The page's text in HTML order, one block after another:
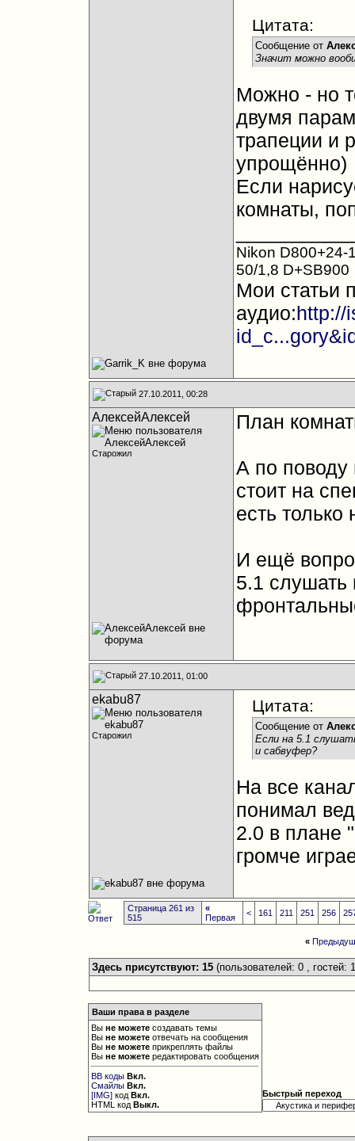
Цитата:
Сообщение от
Значит можно
Можно - но
двумя
трапеции и
упрощённо)
Если
комнаты,
Nikon D800+24-
50/1,8 D+SB900
Мои статьи
аудио:http://
27.10.2011, 00:28
АлексейАлексей
Старожил
План
А по поводу
стоит на
есть
И ещё
5.1 слушать
27.10.2011, 01:00
ekabu87
Старожил
Цитата:
Сообщение от
Если на 5.1
и сабвуфер?
На все
понимал
2.0 в плане
громче
Страница 261 из
515
«
Первая
< 161 211 251 256
«
Здесь присутствуют: 15 (пользователей: 0 , гостей:
Ваши права в разделе
Выне можете создавать темы
Выне можете отвечать на сообщения
Выне можете прикреплять файлы
Выне можете редактировать сообщения
BB коды Вкл.
Смайлы Вкл.
[IMG] кодВкл.
HTML кодВыкл.
Быстрый переход